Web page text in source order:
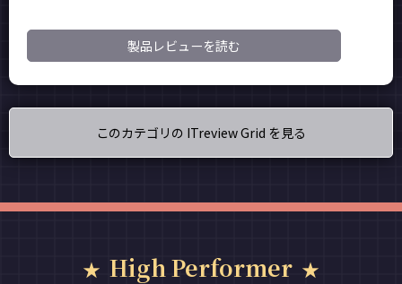
製品レビューを読む
このカテゴリの ITreview Grid を見る
High Performer